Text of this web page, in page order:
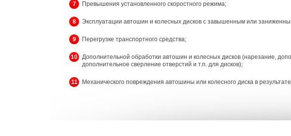
7 Превышения установленного скоростного режима;
8 Эксплуатации автошин и колесных дисков с завышенным или
9 Перегрузке транспортного средства;
10
Дополнительной обработки автошин и колесных дисков (нарезание,
дополнительное сверление отверстий и т.п. для дисков);
11 Механического повреждения автошины или колесного диска в